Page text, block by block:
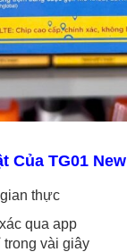
Của TG01 New
thực
qua app
trong vài giây